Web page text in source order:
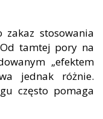
zakaz stosowania
tamtej pory na
„efektem
jednak różnie.
często pomaga